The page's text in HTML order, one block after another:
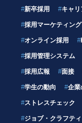
#新卒採用 #キャリ
#採用マーケティング
#オンライン採用 #
#採用管理システム
#採用広報 #面接
#学生の動向 #企業
#ストレスチェック
#ジョブ・クラフテ